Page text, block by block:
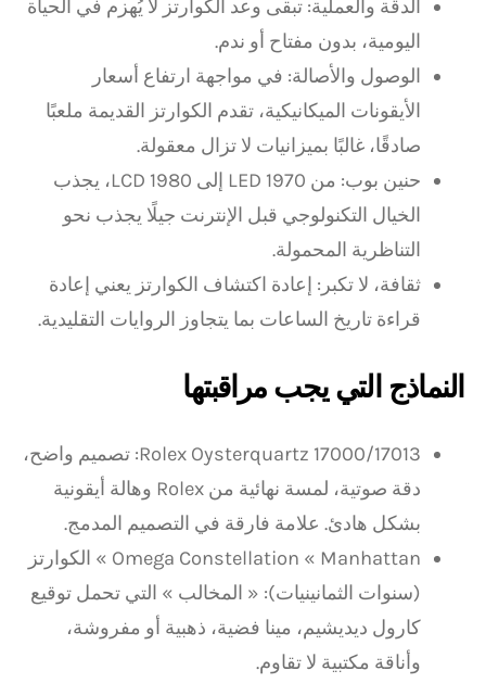
الدقة والعملية: تبقى وعد الكوارتز لا يُهزم في الحياة
اليومية، بدون مفتاح أو ندم.
الوصول والأصالة: في مواجهة ارتفاع أسعار
الأيقونات الميكانيكية، تقدم الكوارتز القديمة ملعبًا
صادقًا، غالبًا بميزانيات لا تزال معقولة.
حنين بوب: من LED 1970 إلى LCD 1980، يجذب
الخيال التكنولوجي قبل الإنترنت جيلًا يجذب نحو
التناظرية المحمولة.
ثقافة، لا تكبر: إعادة اكتشاف الكوارتز يعني إعادة
قراءة تاريخ الساعات بما يتجاوز الروايات التقليدية.
النماذج التي يجب مراقبتها
Rolex Oysterquartz 17000/17013: تصميم واضح،
دقة صوتية، لمسة نهائية من Rolex وهالة أيقونية
بشكل هادئ. علامة فارقة في التصميم المدمج.
Omega Constellation « Manhattan » الكوارتز
(سنوات الثمانينيات): « المخالب » التي تحمل توقيع
كارول ديديشيم، مينا فضية، ذهبية أو مفروشة،
وأناقة مكتبية لا تقاوم.